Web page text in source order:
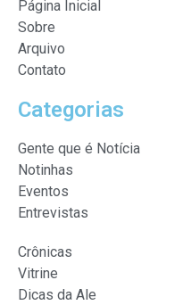
Página Inicial
Sobre
Arquivo
Contato
Categorias
Gente que é Notícia
Notinhas
Eventos
Entrevistas
Crônicas
Vitrine
Dicas da Ale